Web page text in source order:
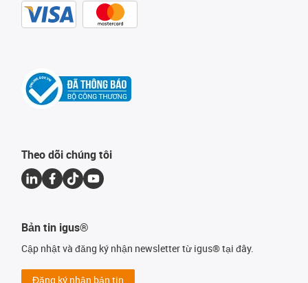
Theo dõi chúng tôi
Bản tin igus®
Cập nhật và đăng ký nhận newsletter từ igus® tại đây.
Đăng ký nhận bản tin